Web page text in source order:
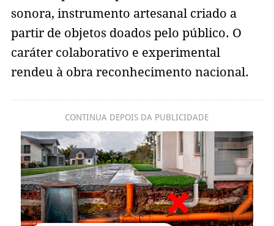
sonora, instrumento artesanal criado a
partir de objetos doados pelo público. O
caráter colaborativo e experimental
rendeu à obra reconhecimento nacional.
CONTINUA DEPOIS DA PUBLICIDADE